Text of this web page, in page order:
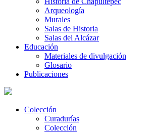
Arqueología
Murales
Salas de Historia
Salas del Alcázar
Educación
Materiales de divulgación
Glosario
Publicaciones
Colección
Curadurías
Colección